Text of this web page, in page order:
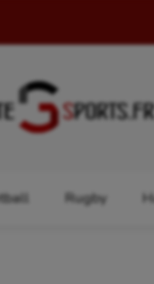
Rugby